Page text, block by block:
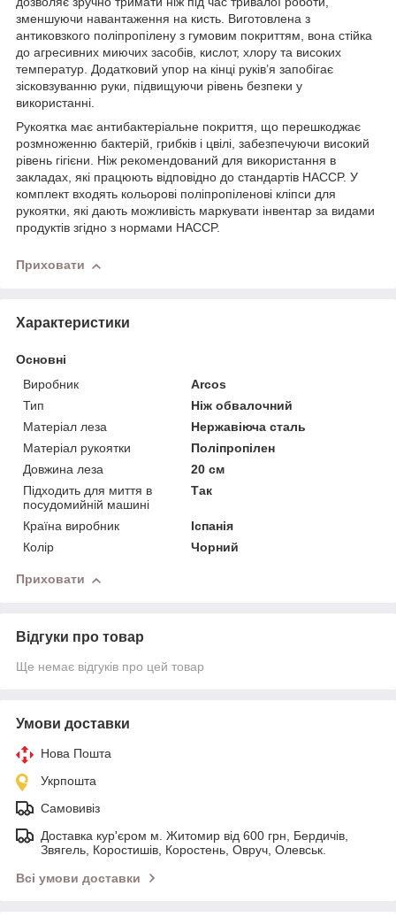
зменшуючи навантаження на кисть. Виготовлена з
антиковзкого поліпропілену з гумовим покриттям, вона стійка
до агресивних миючих засобів, кислот, хлору та високих
температур. Додатковий упор на кінці руків’я запобігає
зісковзуванню руки, підвищуючи рівень безпеки у
використанні.
Рукоятка має антибактеріальне покриття, що перешкоджає
розмноженню бактерій, грибків і цвілі, забезпечуючи високий
рівень гігієни. Ніж рекомендований для використання в
закладах, які працюють відповідно до стандартів HACCP. У
комплект входять кольорові поліпропіленові кліпси для
рукоятки, які дають можливість маркувати інвентар за видами
продуктів згідно з нормами HACCP.
Приховати
Характеристики
Основні
Виробник
Arcos
Тип
Ніж обвалочний
Матеріал леза
Нержавіюча сталь
Матеріал рукоятки
Поліпропілен
Довжина леза
20 см
Підходить для миття в
посудомийній машині
Так
Країна виробник
Іспанія
Колір
Чорний
Приховати
Відгуки про товар
Ще немає відгуків про цей товар
Умови доставки
Нова Пошта
Укрпошта
Самовивіз
Доставка кур'єром м. Житомир від 600 грн, Бердичів,
Звягель, Коростишів, Коростень, Овруч, Олевськ.
Всі умови доставки